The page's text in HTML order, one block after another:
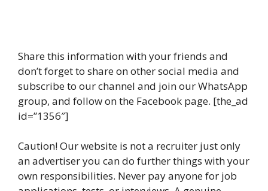
Share this information with your friends and
don’t forget to share on other social media and
subscribe to our channel and join our WhatsApp
group, and follow on the Facebook page. [the_ad
id=”1356″]
Caution! Our website is not a recruiter just only
an advertiser you can do further things with your
own responsibilities. Never pay anyone for job